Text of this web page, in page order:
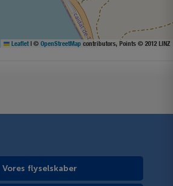
Leaflet | © OpenStreetMap contributors, Points © 2012 LINZ
Vores flyselskaber